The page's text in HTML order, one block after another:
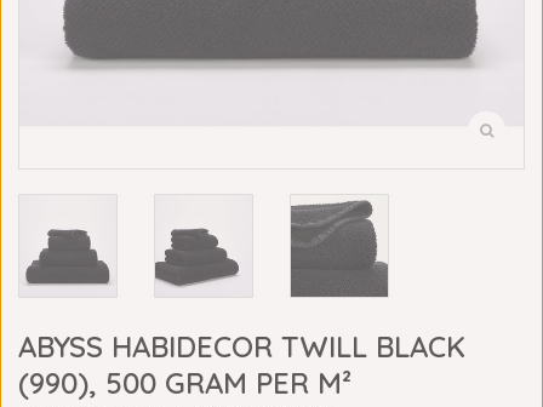
ABYSS HABIDECOR TWILL BLACK
(990), 500 GRAM PER M²